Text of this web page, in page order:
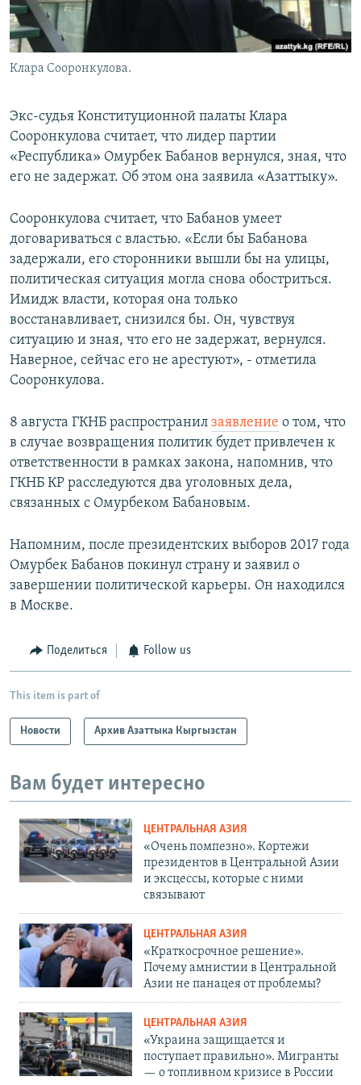
Клара Сооронкулова.
Экс-судья Конституционной палаты Клара
Сооронкулова считает, что лидер партии
«Республика» Омурбек Бабанов вернулся, зная, что
его не задержат. Об этом она заявила «Азаттыку».
Сооронкулова считает, что Бабанов умеет
договариваться с властью. «Если бы Бабанова
задержали, его сторонники вышли бы на улицы,
политическая ситуация могла снова обостриться.
Имидж власти, которая она только
восстанавливает, снизился бы. Он, чувствуя
ситуацию и зная, что его не задержат, вернулся.
Наверное, сейчас его не арестуют», - отметила
Сооронкулова.
8 августа ГКНБ распространил заявление о том, что
в случае возвращения политик будет привлечен к
ответственности в рамках закона, напомнив, что
ГКНБ КР расследуются два уголовных дела,
связанных с Омурбеком Бабановым.
Напомним, после президентских выборов 2017 года
Омурбек Бабанов покинул страну и заявил о
завершении политической карьеры. Он находился
в Москве.
Поделиться Follow us
This item is part of
Новости Архив Азаттыка Кыргызстан
Вам будет интересно
ЦЕНТРАЛЬНАЯ АЗИЯ
«Очень помпезно». Кортежи
президентов в Центральной Азии
и эксцессы, которые с ними
связывают
ЦЕНТРАЛЬНАЯ АЗИЯ
«Краткосрочное решение».
Почему амнистии в Центральной
Азии не панацея от проблемы?
ЦЕНТРАЛЬНАЯ АЗИЯ
«Украина защищается и
поступает правильно». Мигранты
— о топливном кризисе в России